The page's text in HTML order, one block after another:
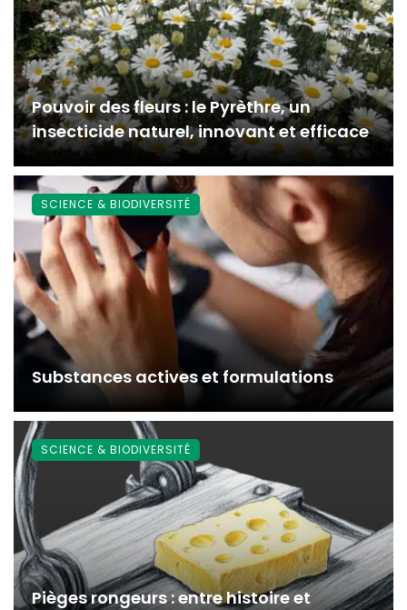
Pouvoir des fleurs : le Pyrèthre, un
insecticide naturel, innovant et efficace
Substances actives et formulations
SCIENCE & BIODIVERSITÉ
Pièges rongeurs : entre histoire et
SCIENCE & BIODIVERSITÉ